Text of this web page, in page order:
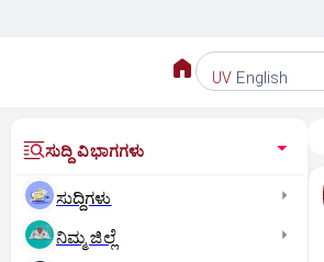
UV English
ಸುದ್ದಿ ವಿಭಾಗಗಳು
ಸುದ್ದಿಗಳು
ನಿಮ್ಮ ಜಿಲ್ಲೆ